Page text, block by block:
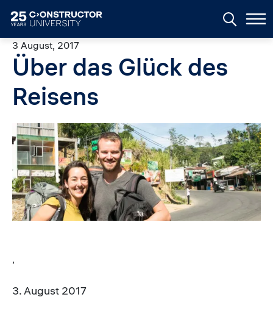
3 August, 2017
Über das Glück des
Reisens
Image
3. August 2017